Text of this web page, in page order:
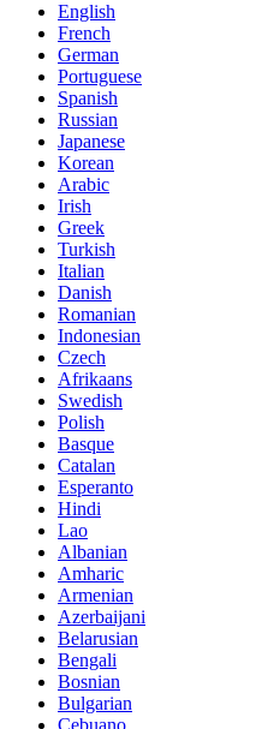
English
French
German
Portuguese
Spanish
Russian
Japanese
Korean
Arabic
Irish
Greek
Turkish
Italian
Danish
Romanian
Indonesian
Czech
Afrikaans
Swedish
Polish
Basque
Catalan
Esperanto
Hindi
Lao
Albanian
Amharic
Armenian
Azerbaijani
Belarusian
Bengali
Bosnian
Bulgarian